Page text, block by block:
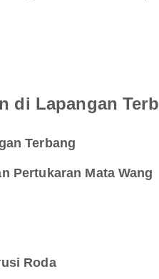
di Lapangan
Terbang
Pertukaran Mata Wang
Roda